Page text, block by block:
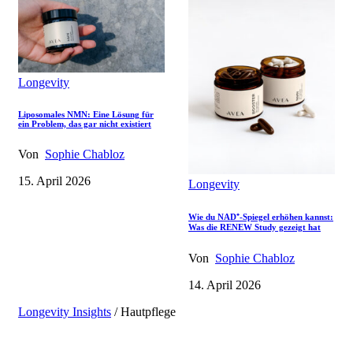
Longevity
Liposomales NMN: Eine Lösung für
ein Problem, das gar nicht existiert
Von Sophie Chabloz
15. April 2026
Longevity
Wie du NAD⁺-Spiegel erhöhen kannst:
Was die RENEW Study gezeigt hat
Von Sophie Chabloz
14. April 2026
Longevity Insights /Hautpflege